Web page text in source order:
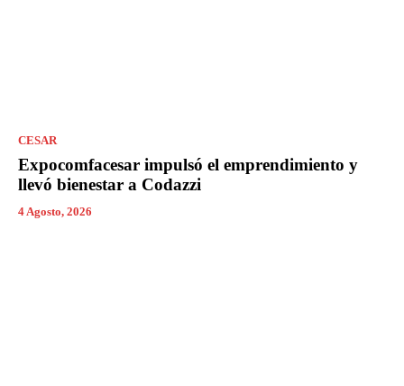
CESAR
Expocomfacesar impulsó el emprendimiento y
llevó bienestar a Codazzi
4 Agosto, 2026